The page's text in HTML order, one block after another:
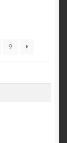
choisies
page
9